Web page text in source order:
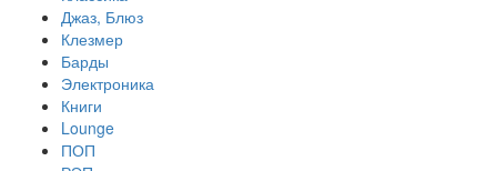
Джаз, Блюз
Клезмер
Барды
Электроника
Книги
Lounge
ПОП